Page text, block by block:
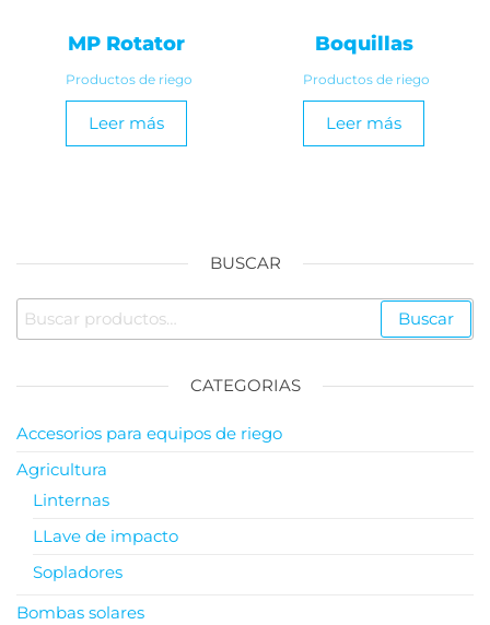
MP Rotator
Productos de riego
Leer más
Boquillas
Productos de riego
Leer más
BUSCAR
Buscar
CATEGORIAS
Accesorios para equipos de riego
Agricultura
Linternas
LLave de impacto
Sopladores
Bombas solares